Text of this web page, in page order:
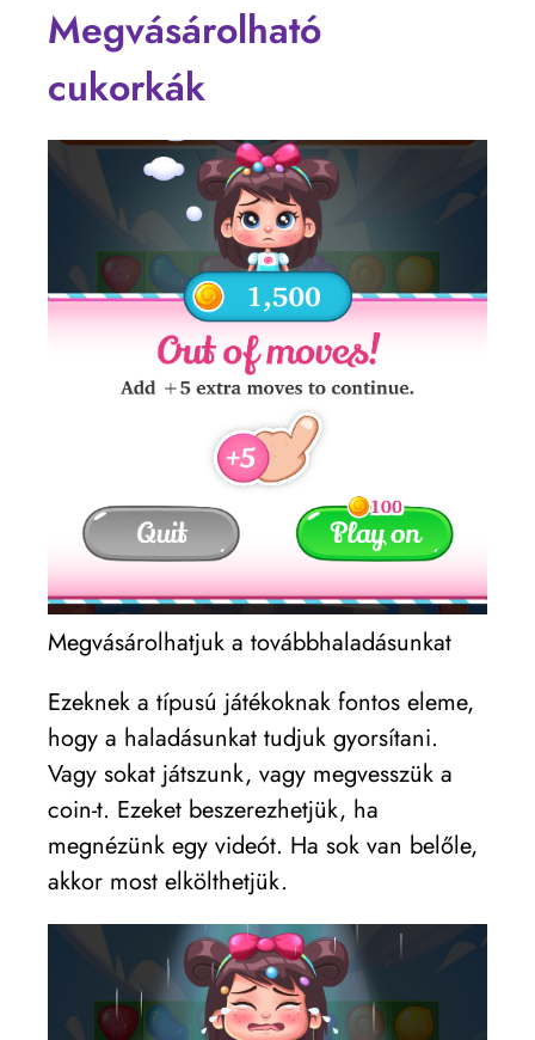
Megvásárolható
cukorkák
Megvásárolhatjuk a továbbhaladásunkat
Ezeknek a típusú játékoknak fontos eleme,
hogy a haladásunkat tudjuk gyorsítani.
Vagy sokat játszunk, vagy megvesszük a
coin-t. Ezeket beszerezhetjük, ha
megnézünk egy videót. Ha sok van belőle,
akkor most elkölthetjük.